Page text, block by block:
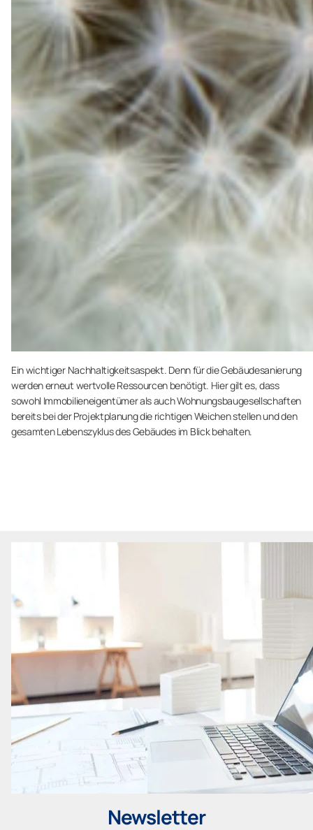
Ein wichtiger Nachhaltigkeitsaspekt. Denn für die Gebäudesanierung
werden erneut wertvolle Ressourcen benötigt. Hier gilt es, dass
sowohl Immobilieneigentümer als auch Wohnungsbaugesellschaften
bereits bei der Projektplanung die richtigen Weichen stellen und den
gesamten Lebenszyklus des Gebäudes im Blick behalten.
Newsletter